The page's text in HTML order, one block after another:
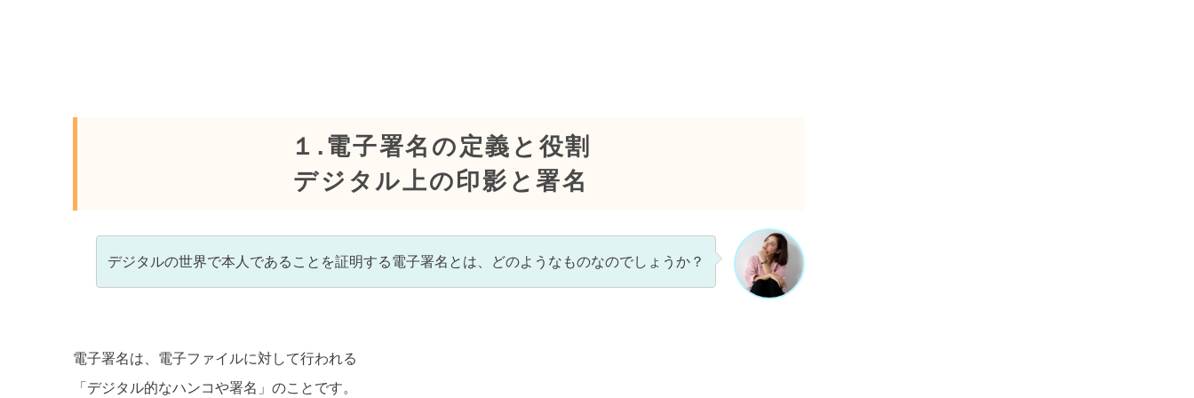
１.電子署名の定義と役割
デジタル上の印影と署名
デジタルの世界で本人であることを証明する電子署名とは、どのようなものなのでしょうか？
電子署名は、電子ファイルに対して行われる
「デジタル的なハンコや署名」のことです。